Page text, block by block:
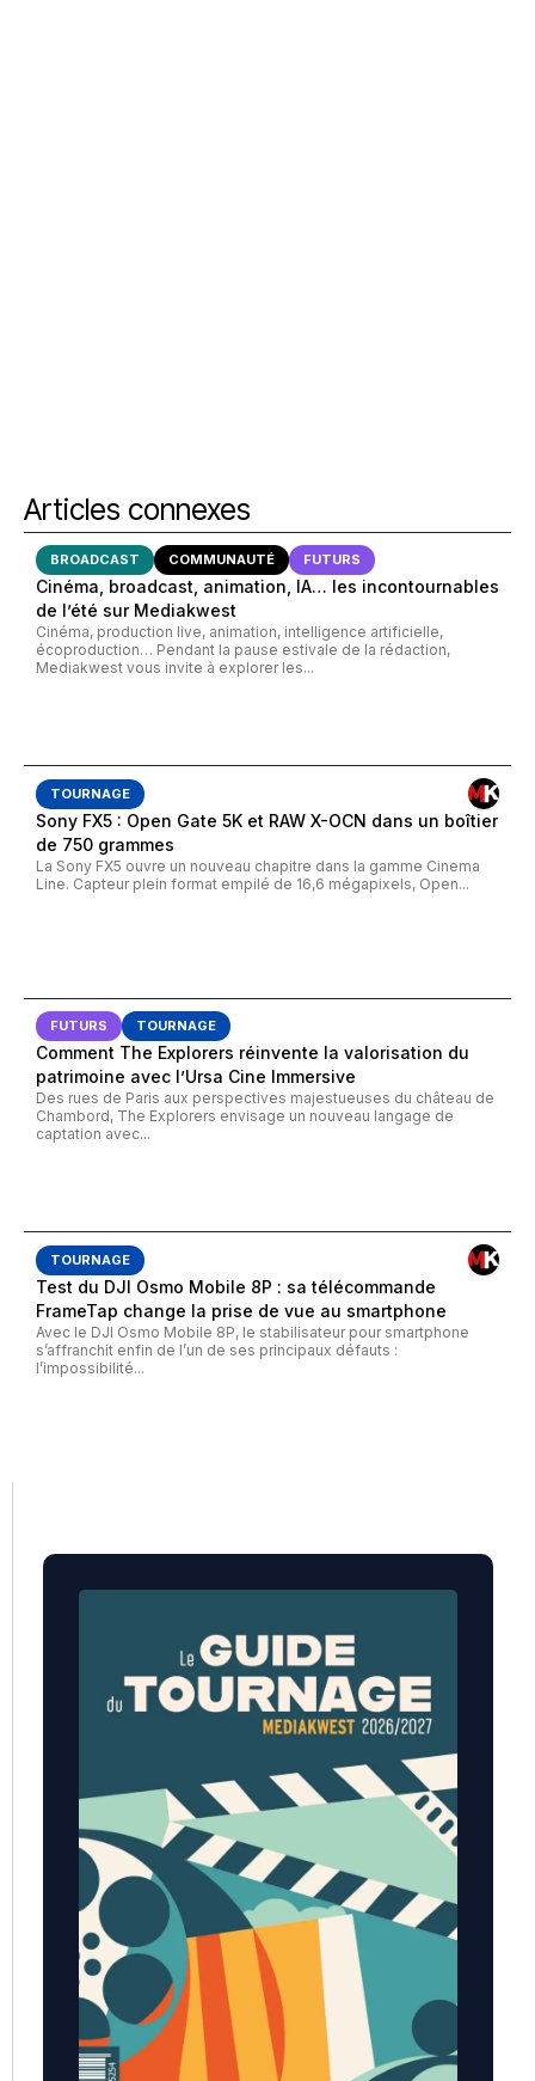
Articles connexes
BROADCAST COMMUNAUTÉ FUTURS
Cinéma, broadcast, animation, IA… les incontournables
de l’été sur Mediakwest
Cinéma, production live, animation, intelligence artificielle,
écoproduction… Pendant la pause estivale de la rédaction,
Mediakwest vous invite à explorer les...
TOURNAGE
Sony FX5 : Open Gate 5K et RAW X-OCN dans un boîtier
de 750 grammes
La Sony FX5 ouvre un nouveau chapitre dans la gamme Cinema
Line. Capteur plein format empilé de 16,6 mégapixels, Open...
FUTURS TOURNAGE
Comment The Explorers réinvente la valorisation du
patrimoine avec l’Ursa Cine Immersive
Des rues de Paris aux perspectives majestueuses du château de
Chambord, The Explorers envisage un nouveau langage de
captation avec...
TOURNAGE
Test du DJI Osmo Mobile 8P : sa télécommande
FrameTap change la prise de vue au smartphone
Avec le DJI Osmo Mobile 8P, le stabilisateur pour smartphone
s’affranchit enfin de l’un de ses principaux défauts :
l’impossibilité...